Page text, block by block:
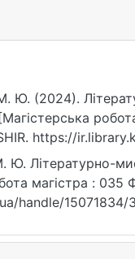
Ю. (2024).
[Магістерська
https://
Літературно-
магістра :
handle/15071834/